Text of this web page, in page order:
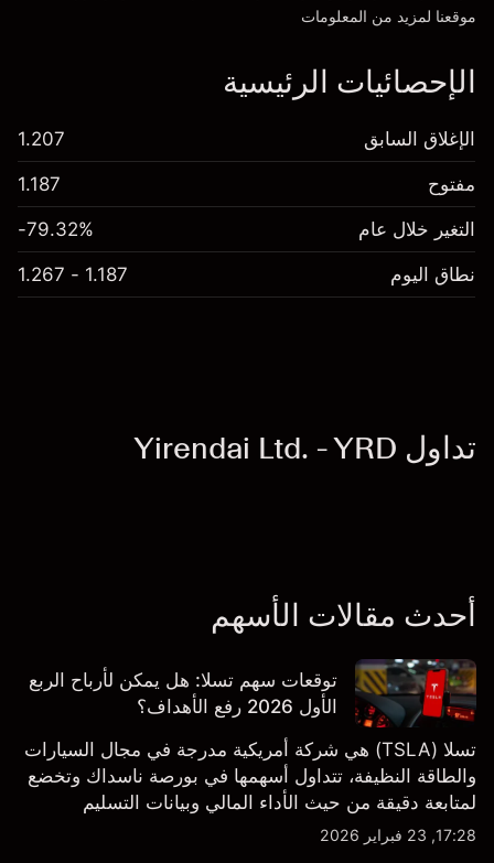
موقعنا لمزيد من المعلومات
الإحصائيات الرئيسية
الإغلاق السابق 1.207
مفتوح 1.187
التغير خلال عام -79.32%
نطاق اليوم 1.187 - 1.267
تداول Yirendai Ltd. - YRD
أحدث مقالات الأسهم
توقعات سهم تسلا: هل يمكن لأرباح الربع
الأول 2026 رفع الأهداف؟
تسلا (TSLA) هي شركة أمريكية مدرجة في مجال السيارات
والطاقة النظيفة، تتداول أسهمها في بورصة ناسداك وتخضع
لمتابعة دقيقة من حيث الأداء المالي وبيانات التسليم
والتطورات في التكنولوجيا والتصنيع. استكشف أهداف أسعار
17:28, 23 فبراير 2026